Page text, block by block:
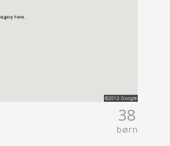
38
børn